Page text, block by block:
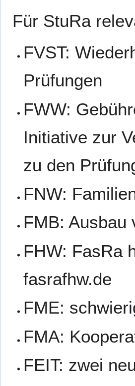
Für StuRa
FVST:
Prüfungen
FWW:
Initiative zur
zu den
FNW:
FMB: Ausbau
FHW: FasRa
fasrafhw.de
FME:
FMA:
FEIT: zwei